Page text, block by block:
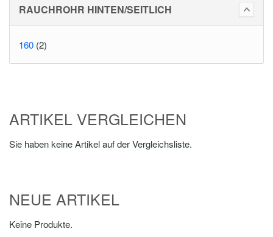
RAUCHROHR HINTEN/SEITLICH
160 (2)
ARTIKEL VERGLEICHEN
Sie haben keine Artikel auf der Vergleichsliste.
NEUE ARTIKEL
Keine Produkte.